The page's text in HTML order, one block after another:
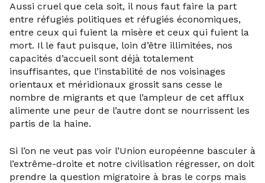
Aussi cruel que cela soit, il nous faut faire la part
entre réfugiés politiques et réfugiés économiques,
entre ceux qui fuient la misère et ceux qui fuient la
mort. Il le faut puisque, loin d’être illimitées, nos
capacités d’accueil sont déjà totalement
insuffisantes, que l’instabilité de nos voisinages
orientaux et méridionaux grossit sans cesse le
nombre de migrants et que l’ampleur de cet afflux
alimente une peur de l’autre dont se nourrissent les
partis de la haine.
Si l’on ne veut pas voir l’Union européenne basculer à
l’extrême-droite et notre civilisation régresser, on doit
prendre la question migratoire à bras le corps mais